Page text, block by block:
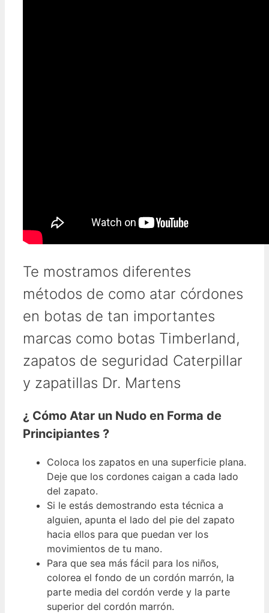
Te mostramos diferentes
métodos de como atar córdones
en botas de tan importantes
marcas como botas Timberland,
zapatos de seguridad Caterpillar
y zapatillas Dr. Martens
¿ Cómo Atar un Nudo en Forma de
Principiantes ?
Coloca los zapatos en una superficie plana.
Deje que los cordones caigan a cada lado
del zapato.
Si le estás demostrando esta técnica a
alguien, apunta el lado del pie del zapato
hacia ellos para que puedan ver los
movimientos de tu mano.
Para que sea más fácil para los niños,
colorea el fondo de un cordón marrón, la
parte media del cordón verde y la parte
superior del cordón marrón.